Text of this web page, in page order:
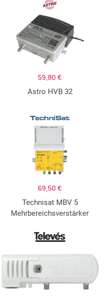
59,80 €
Astro HVB 32
69,50 €
Technisat MBV 5
Mehrbereichsverstärker